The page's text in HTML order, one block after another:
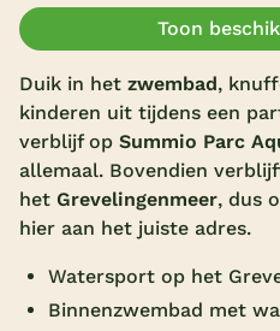
Onze
Indoor
Alle
Toon
Duik in het zwembad,
kinderen uit tijdens een
verblijf op Summio Parc
allemaal. Bovendien
het Grevelingenmeer, dus
hier aan het juiste adres.
Watersport op het
Binnenzwembad met